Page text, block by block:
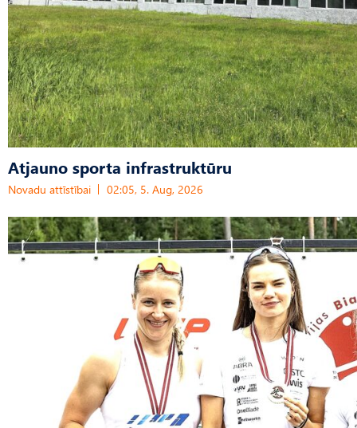
Atjauno sporta infrastruktūru
Novadu attīstībai 02:05, 5. Aug, 2026